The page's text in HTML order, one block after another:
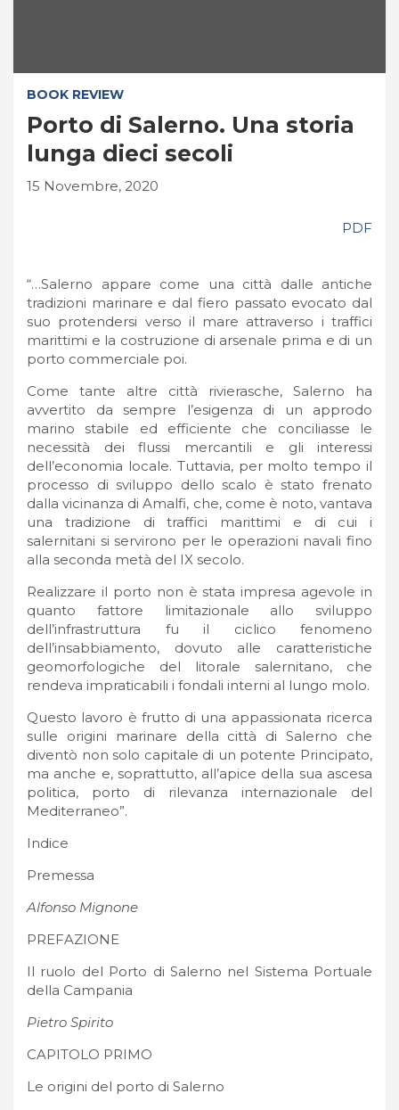
BOOK REVIEW
Porto di Salerno. Una storia
lunga dieci secoli
15 Novembre, 2020
PDF
“…Salerno appare come una città dalle antiche
tradizioni marinare e dal fiero passato evocato dal
suo protendersi verso il mare attraverso i traffici
marittimi e la costruzione di arsenale prima e di un
porto commerciale poi.
Come tante altre città rivierasche, Salerno ha
avvertito da sempre l’esigenza di un approdo
marino stabile ed efficiente che conciliasse le
necessità dei flussi mercantili e gli interessi
dell’economia locale. Tuttavia, per molto tempo il
processo di sviluppo dello scalo è stato frenato
dalla vicinanza di Amalfi, che, come è noto, vantava
una tradizione di traffici marittimi e di cui i
salernitani si servirono per le operazioni navali fino
alla seconda metà del IX secolo.
Realizzare il porto non è stata impresa agevole in
quanto fattore limitazionale allo sviluppo
dell’infrastruttura fu il ciclico fenomeno
dell’insabbiamento, dovuto alle caratteristiche
geomorfologiche del litorale salernitano, che
rendeva impraticabili i fondali interni al lungo molo.
Questo lavoro è frutto di una appassionata ricerca
sulle origini marinare della città di Salerno che
diventò non solo capitale di un potente Principato,
ma anche e, soprattutto, all’apice della sua ascesa
politica, porto di rilevanza internazionale del
Mediterraneo”.
Indice
Premessa
Alfonso Mignone
PREFAZIONE
Il ruolo del Porto di Salerno nel Sistema Portuale
della Campania
Pietro Spirito
CAPITOLO PRIMO
Le origini del porto di Salerno